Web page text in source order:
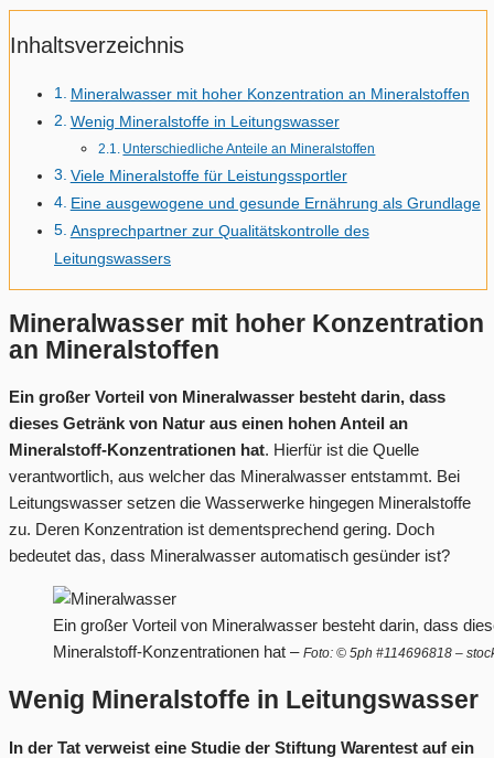
Inhaltsverzeichnis
Mineralwasser mit hoher Konzentration an Mineralstoffen
Wenig Mineralstoffe in Leitungswasser
Unterschiedliche Anteile an Mineralstoffen
Viele Mineralstoffe für Leistungssportler
Eine ausgewogene und gesunde Ernährung als Grundlage
Ansprechpartner zur Qualitätskontrolle des
Leitungswassers
Mineralwasser mit hoher Konzentration
an Mineralstoffen
Ein großer Vorteil von Mineralwasser besteht darin, dass
dieses Getränk von Natur aus einen hohen Anteil an
Mineralstoff-Konzentrationen hat. Hierfür ist die Quelle
verantwortlich, aus welcher das Mineralwasser entstammt. Bei
Leitungswasser setzen die Wasserwerke hingegen Mineralstoffe
zu. Deren Konzentration ist dementsprechend gering. Doch
bedeutet das, dass Mineralwasser automatisch gesünder ist?
Ein großer Vorteil von Mineralwasser besteht darin, dass
Mineralstoff-Konzentrationen hat – Foto: © 5ph #114696818 –
Wenig Mineralstoffe in Leitungswasser
In der Tat verweist eine Studie der Stiftung Warentest auf ein